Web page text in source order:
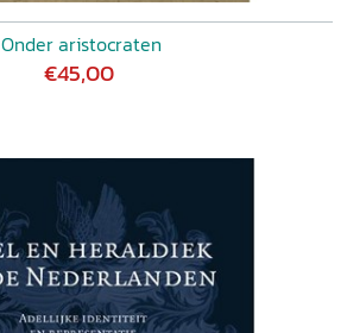
Onder aristocraten
€45,00